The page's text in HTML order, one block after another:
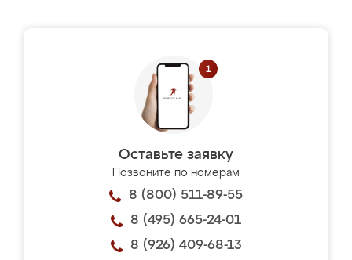
Оставьте заявку
Позвоните по номерам
8 (800) 511-89-55
8 (495) 665-24-01
8 (926) 409-68-13